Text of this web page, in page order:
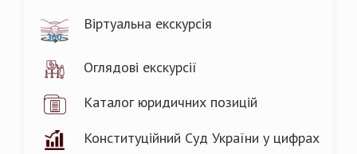
Віртуальна екскурсія
Оглядові екскурсії
Каталог юридичних позицій
Конституційний Суд України у цифрах